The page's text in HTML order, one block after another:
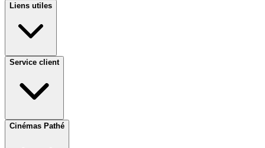
Liens utiles
Service client
Cinémas Pathé